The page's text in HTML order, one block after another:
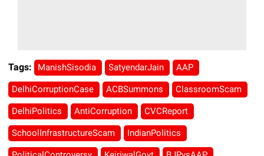
Tags: ManishSisodia SatyendarJain AAP
DelhiCorruptionCase ACBSummons ClassroomScam
DelhiPolitics AntiCorruption CVCReport
SchoolInfrastructureScam IndianPolitics